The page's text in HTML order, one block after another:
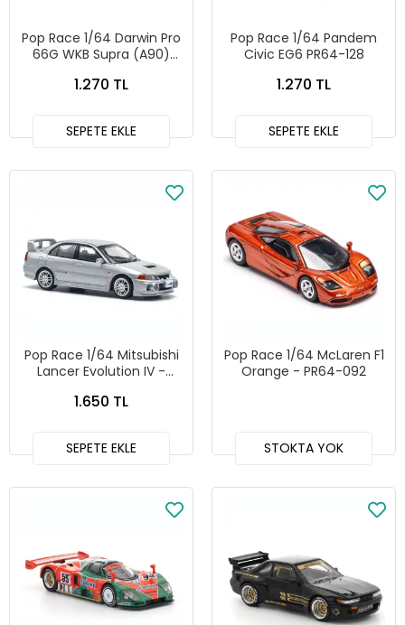
Pop Race 1/64 Darwin Pro
66G WKB Supra (A90)
PR64-285
1.270 TL
SEPETE EKLE
Pop Race 1/64 Pandem
Civic EG6 PR64-128
1.270 TL
SEPETE EKLE
Pop Race 1/64 Mitsubishi
Lancer Evolution IV -
1.650 TL
SEPETE EKLE
Pop Race 1/64 McLaren F1
Orange - PR64-092
STOKTA YOK